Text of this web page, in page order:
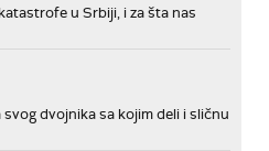
u Srbiji, i za šta nas
dvojnika sa kojim deli i sličnu